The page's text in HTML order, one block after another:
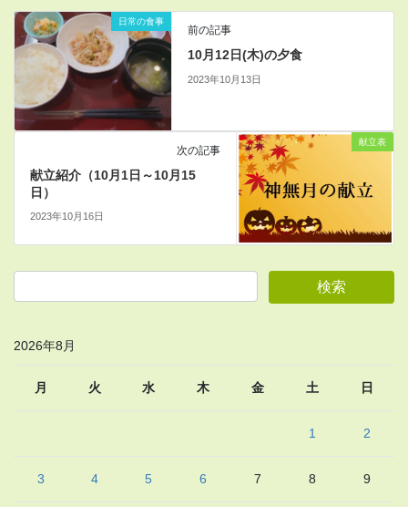
日常の食事
前の記事
10月12日(木)の夕食
2023年10月13日
献立表
次の記事
献立紹介（10月1日～10月15
日）
2023年10月16日
2026年8月
月 火 水 木 金 土 日
1 2
3 4 5 6 7 8 9